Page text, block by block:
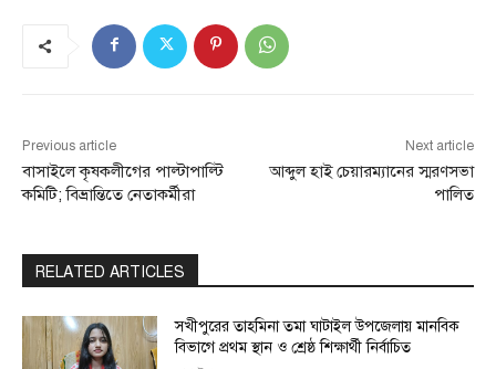
Previous article
বাসাইলে কৃষকলীগের পাল্টাপাল্টি
কমিটি; বিভ্রান্তিতে নেতাকর্মীরা
Next article
আব্দুল হাই চেয়ারম্যানের স্মরণসভা
পালিত
RELATED ARTICLES
সখীপুরের তাহমিনা তমা ঘাটাইল উপজেলায় মানবিক
বিভাগে প্রথম স্থান ও শ্রেষ্ঠ শিক্ষার্থী নির্বাচিত